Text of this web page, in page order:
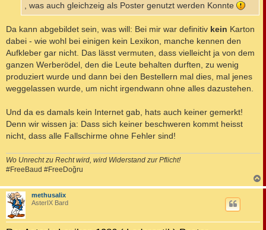
, was auch gleichzeig als Poster genutzt werden Konnte
Da kann abgebildet sein, was will: Bei mir war definitiv kein Karton
dabei - wie wohl bei einigen kein Lexikon, manche kennen den
Aufkleber gar nicht. Das lässt vermuten, dass vielleicht ja von dem
ganzen Werberödel, den die Leute behalten durften, zu wenig
produziert wurde und dann bei den Bestellern mal dies, mal jenes
weggelassen wurde, um nicht irgendwann ohne alles dazustehen.
Und da es damals kein Internet gab, hats auch keiner gemerkt!
Denn wir wissen ja: Dass sich keiner beschweren kommt heisst
nicht, dass alle Fallschirme ohne Fehler sind!
Wo Unrecht zu Recht wird, wird Widerstand zur Pflicht!
#FreeBaud #FreeDoğru
a
methusalix
AsterIX Bard